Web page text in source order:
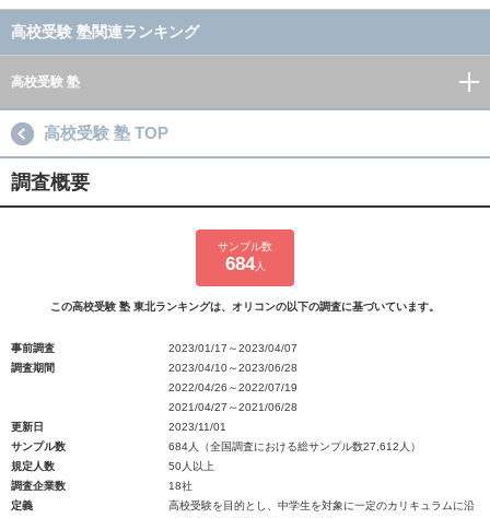
高校受験 塾関連ランキング
高校受験 塾
高校受験 塾 TOP
調査概要
サンプル数
684人
この高校受験 塾 東北ランキングは、オリコンの以下の調査に基づいています。
事前調査
2023/01/17～2023/04/07
調査期間
2023/04/10～2023/06/28
2022/04/26～2022/07/19
2021/04/27～2021/06/28
更新日
2023/11/01
サンプル数
684人（全国調査における総サンプル数27,612人）
規定人数
50人以上
調査企業数
18社
定義
高校受験を目的とし、中学生を対象に一定のカリキュラムに沿